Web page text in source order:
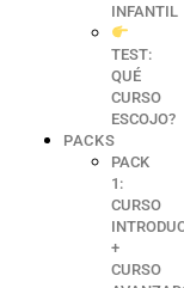
INFANTIL
TEST:
QUÉ
CURSO
ESCOJO?
PACKS
PACK
1:
CURSO
+
CURSO